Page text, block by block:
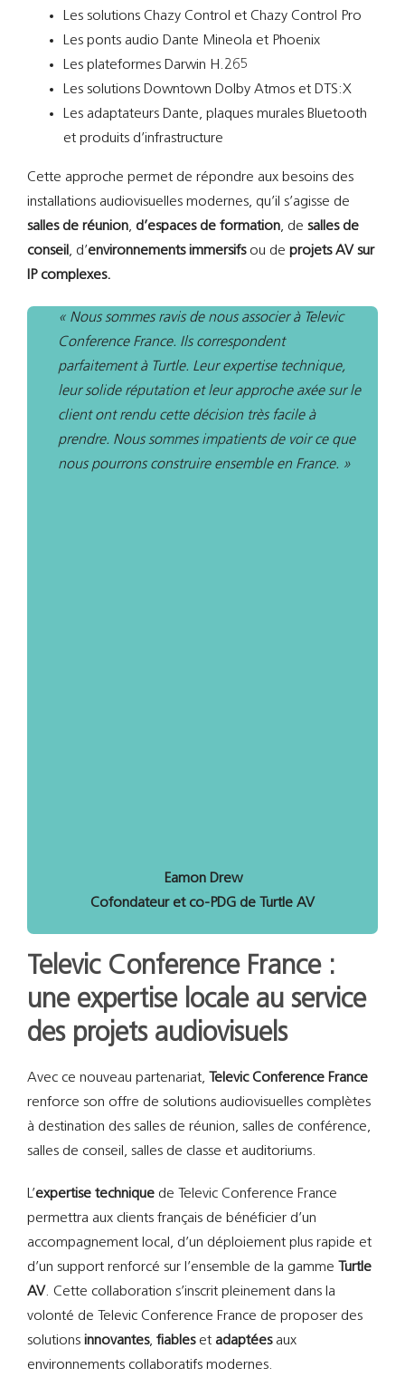
Les solutions Chazy Control et Chazy Control Pro
Les ponts audio Dante Mineola et Phoenix
Les plateformes Darwin H.265
Les solutions Downtown Dolby Atmos et DTS:X
Les adaptateurs Dante, plaques murales Bluetooth
et produits d’infrastructure
Cette approche permet de répondre aux besoins des
installations audiovisuelles modernes, qu’il s’agisse de
salles de réunion, d’espaces de formation, de salles de
conseil , d’environnements immersifsou de projets AV sur
IP complexes.
« Nous sommes ravis de nous associer à Televic
Conference France. Ils correspondent
parfaitement à Turtle. Leur expertise technique,
leur solide réputation et leur approche axée sur le
client ont rendu cette décision très facile à
prendre. Nous sommes impatients de voir ce que
nous pourrons construire ensemble en France. »
Eamon Drew
Cofondateur et co-PDG de Turtle AV
Televic Conference France :
une expertise locale au service
des projets audiovisuels
Avec ce nouveau partenariat, Televic Conference France
renforce son offre de solutions audiovisuelles complètes
à destination des salles de réunion, salles de conférence,
salles de conseil, salles de classe et auditoriums.
L’expertise techniquede Televic Conference France
permettra aux clients français de bénéficier d’un
accompagnement local, d’un déploiement plus rapide et
d’un support renforcé sur l’ensemble de la gamme Turtle
AV. Cette collaboration s’inscrit pleinement dans la
volonté de Televic Conference France de proposer des
solutions innovantes, fiableset adaptéesaux
environnements collaboratifs modernes.